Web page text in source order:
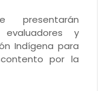
presentarán
y
Indígena para
por la